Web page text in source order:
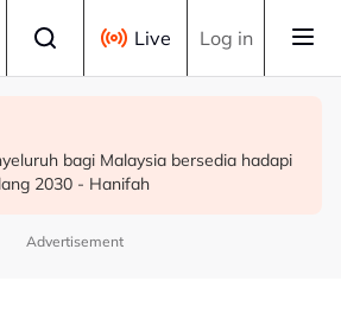
Live Log in
di Gunung Bromo cecah 60 hektar,
kematian berkaitan haba
bagi Malaysia bersedia hadapi
2030 - Hanifah
Advertisement